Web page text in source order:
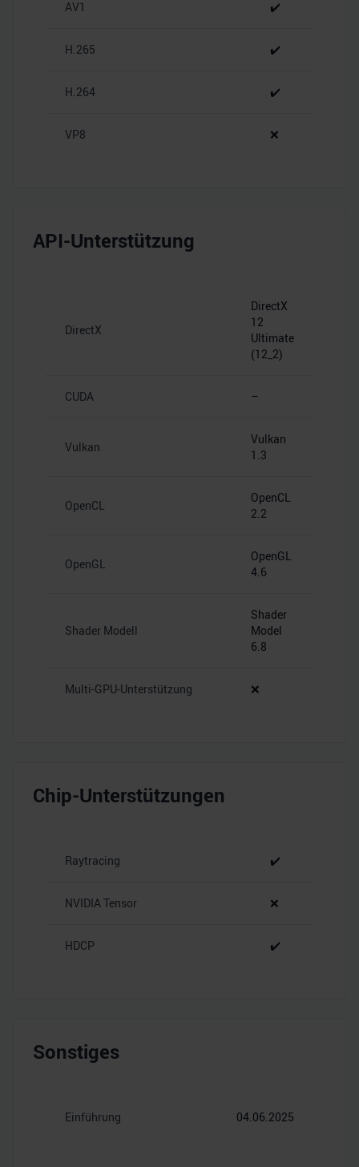
analysieren. Außerdem geben wir Informationen zu Ihrer
soziale Medien, Werbung und Analysen weiter. Unsere
weiteren Daten zusammen, die Sie ihnen bereitgestellt
gesammelt haben.
AV1 ✔️
H.265 ✔️
H.264 ✔️
VP8 ❌
API-Unterstützung
DirectX
DirectX
12
Ultimate
(12_2)
CUDA –
Vulkan
Vulkan
1.3
OpenCL
OpenCL
2.2
OpenGL
OpenGL
4.6
Shader Modell
Shader
Model
6.8
Multi-GPU-Unterstützung ❌
Chip-Unterstützungen
Raytracing ✔️
NVIDIA Tensor ❌
HDCP ✔️
Sonstiges
Einführung 04.06.2025